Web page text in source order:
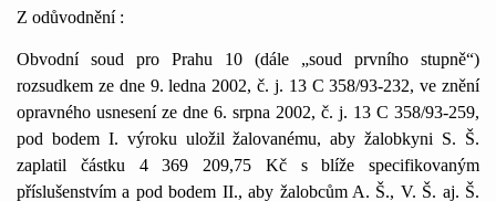
Z odůvodnění :
Obvodní soud pro Prahu 10 (dále „soud prvního stupně“)
rozsudkem ze dne 9. ledna 2002, č. j. 13 C 358/93-232, ve znění
opravného usnesení ze dne 6. srpna 2002, č. j. 13 C 358/93-259,
pod bodem I. výroku uložil žalovanému, aby žalobkyni S. Š.
zaplatil částku 4 369 209,75 Kč s blíže specifikovaným
příslušenstvím a pod bodem II., aby žalobcům A. Š., V. Š. aj. Š.